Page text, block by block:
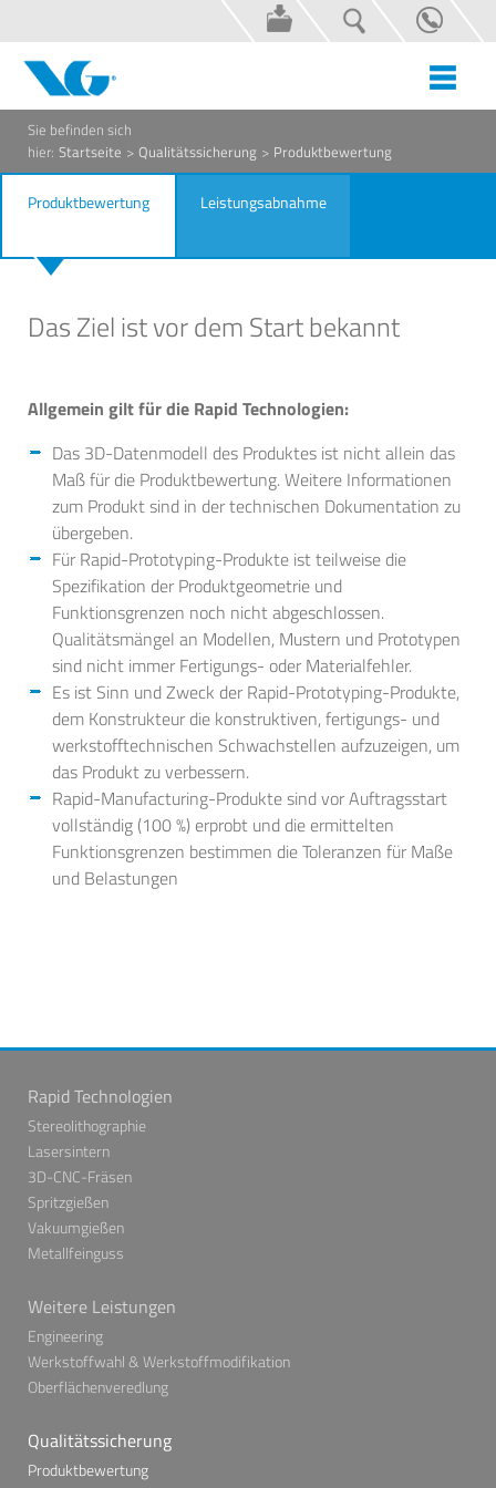
Sie befinden sich
hier: Startseite > Qualitätssicherung > Produktbewertung
Produktbewertung Leistungsabnahme
Das Ziel ist vor dem Start bekannt
Allgemein gilt für die Rapid Technologien:
Das 3D-Datenmodell des Produktes ist nicht allein das
Maß für die Produktbewertung. Weitere Informationen
zum Produkt sind in der technischen Dokumentation zu
übergeben.
Für Rapid-Prototyping-Produkte ist teilweise die
Spezifikation der Produktgeometrie und
Funktionsgrenzen noch nicht abgeschlossen.
Qualitätsmängel an Modellen, Mustern und Prototypen
sind nicht immer Fertigungs- oder Materialfehler.
Es ist Sinn und Zweck der Rapid-Prototyping-Produkte,
dem Konstrukteur die konstruktiven, fertigungs- und
werkstofftechnischen Schwachstellen aufzuzeigen, um
das Produkt zu verbessern.
Rapid-Manufacturing-Produkte sind vor Auftragsstart
vollständig (100 %) erprobt und die ermittelten
Funktionsgrenzen bestimmen die Toleranzen für Maße
und Belastungen
Rapid Technologien
Stereolithographie
Lasersintern
3D-CNC-Fräsen
Spritzgießen
Vakuumgießen
Metallfeinguss
Weitere Leistungen
Engineering
Werkstoffwahl & Werkstoffmodifikation
Oberflächenveredlung
Qualitätssicherung
Produktbewertung